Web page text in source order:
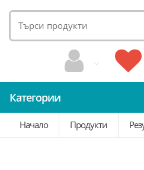
Категории
Начало
Продукти